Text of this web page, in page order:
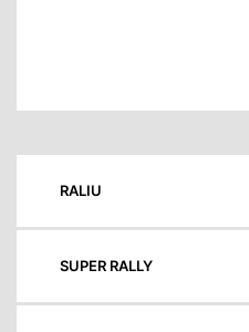
RALIU
SUPER RALLY